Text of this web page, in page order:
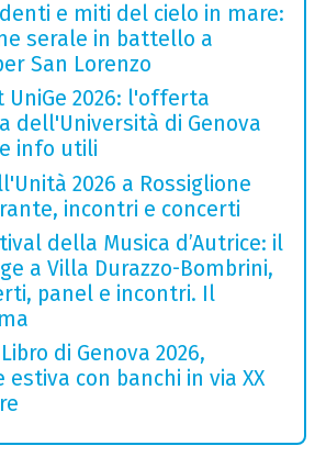
e miti del cielo in mare:
serale in battello a
San Lorenzo
UniGe 2026: l'offerta
dell'Università di Genova
info utili
2026 a Rossiglione
incontri e concerti
della Musica d’Autrice: il
a Villa Durazzo-Bombrini,
panel e incontri. Il
di Genova 2026,
estiva con banchi in via XX